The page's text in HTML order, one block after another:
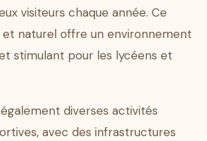
visiteurs chaque année. Ce
naturel offre un environnement
stimulant pour les lycéens et
diverses activités
avec des infrastructures